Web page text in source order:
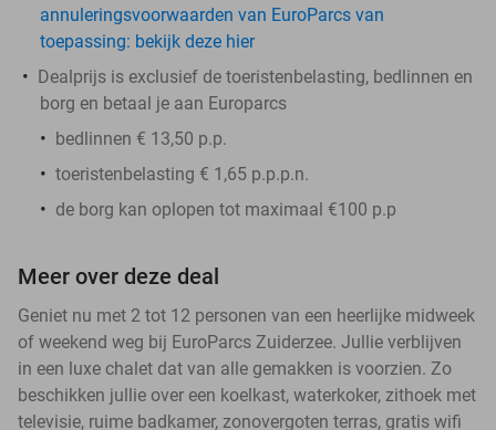
annuleringsvoorwaarden van EuroParcs van
toepassing: bekijk deze hier
Dealprijs is exclusief de toeristenbelasting, bedlinnen en
borg en betaal je aan Europarcs
bedlinnen € 13,50 p.p.
toeristenbelasting € 1,65 p.p.p.n.
de borg kan oplopen tot maximaal €100 p.p
Meer over deze deal
Geniet nu met 2 tot 12 personen van een heerlijke midweek
of weekend weg bij EuroParcs Zuiderzee. Jullie verblijven
in een luxe chalet dat van alle gemakken is voorzien. Zo
beschikken jullie over een koelkast, waterkoker, zithoek met
televisie, ruime badkamer, zonovergoten terras, gratis wifi